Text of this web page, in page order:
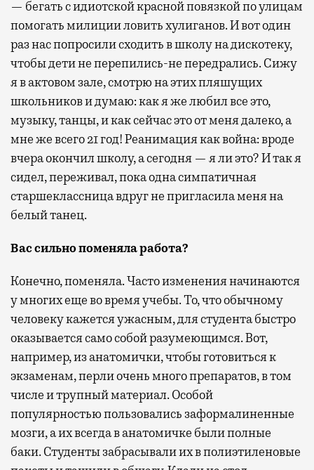
— бегать с идиотской красной повязкой по улицам
помогать милиции ловить хулиганов. И вот один
раз нас попросили сходить в школу на дискотеку,
чтобы дети не перепились-не передрались. Сижу
я в актовом зале, смотрю на этих пляшущих
школьников и думаю: как я же любил все это,
музыку, танцы, и как сейчас это от меня далеко, а
мне же всего 21 год! Реанимация как война: вроде
вчера окончил школу, а сегодня — я ли это? И так я
сидел, переживал, пока одна симпатичная
старшеклассница вдруг не пригласила меня на
белый танец.
Вас сильно поменяла работа?
Конечно, поменяла. Часто изменения начинаются
у многих еще во время учебы. То, что обычному
человеку кажется ужасным, для студента быстро
оказывается само собой разумеющимся. Вот,
например, из анатомички, чтобы готовиться к
экзаменам, перли очень много препаратов, в том
числе и трупный материал. Особой
популярностью пользовались заформалиненные
мозги, а их всегда в анатомичке были полные
баки. Студенты забрасывали их в полиэтиленовые